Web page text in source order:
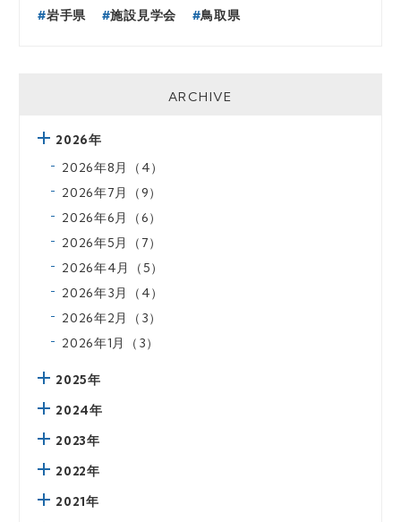
岩手県
施設見学会 鳥取県
ARCHIVE
2026年
2026年8月（4）
2026年7月（9）
2026年6月（6）
2026年5月（7）
2026年4月（5）
2026年3月（4）
2026年2月（3）
2026年1月（3）
2025年
2024年
2023年
2022年
2021年